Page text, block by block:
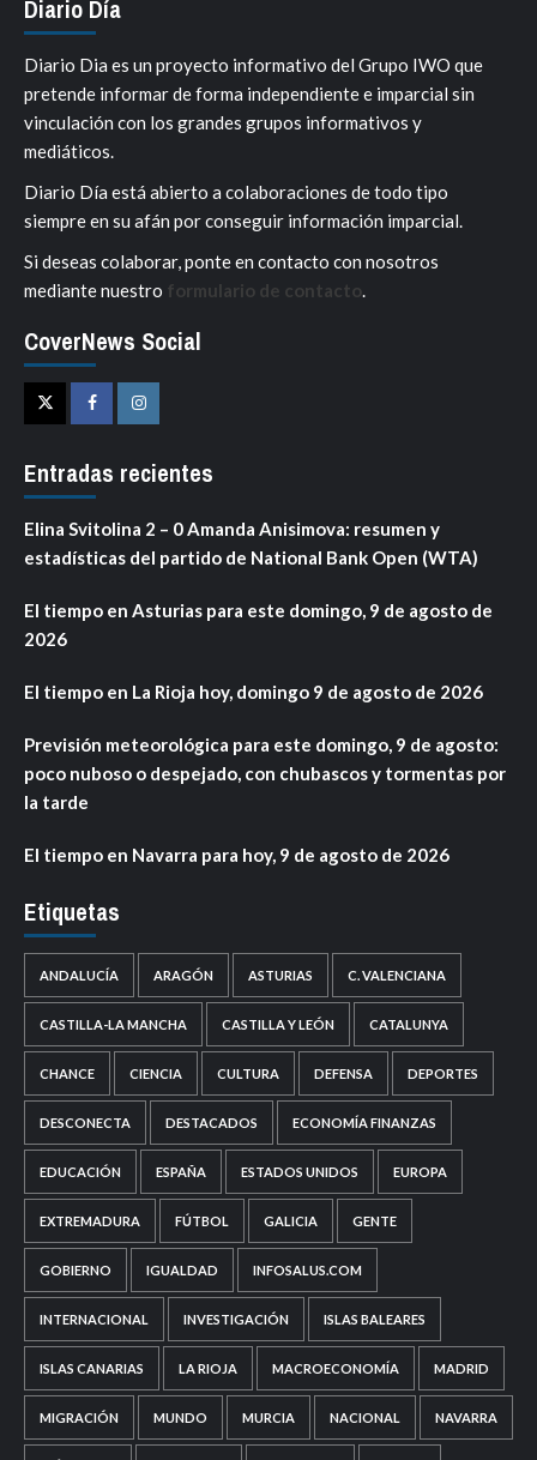
Diario Día
Diario Dia es un proyecto informativo del Grupo IWO que
pretende informar de forma independiente e imparcial sin
vinculación con los grandes grupos informativos y
mediáticos.
Diario Día está abierto a colaboraciones de todo tipo
siempre en su afán por conseguir información imparcial.
Si deseas colaborar, ponte en contacto con nosotros
mediante nuestro formulario de contacto.
CoverNews Social
TwitterFacebookInstagram
Entradas recientes
Elina Svitolina 2 – 0 Amanda Anisimova: resumen y
estadísticas del partido de National Bank Open (WTA)
El tiempo en Asturias para este domingo, 9 de agosto de
2026
El tiempo en La Rioja hoy, domingo 9 de agosto de 2026
Previsión meteorológica para este domingo, 9 de agosto:
poco nuboso o despejado, con chubascos y tormentas por
la tarde
El tiempo en Navarra para hoy, 9 de agosto de 2026
Etiquetas
ANDALUCÍA ARAGÓN ASTURIAS C. VALENCIANA
CASTILLA-LA MANCHA CASTILLA Y LEÓN CATALUNYA
CHANCE CIENCIA CULTURA DEFENSA DEPORTES
DESCONECTA DESTACADOS ECONOMÍA FINANZAS
EDUCACIÓN ESPAÑA ESTADOS UNIDOS EUROPA
EXTREMADURA FÚTBOL GALICIA GENTE
GOBIERNO IGUALDAD INFOSALUS.COM
INTERNACIONAL INVESTIGACIÓN ISLAS BALEARES
ISLAS CANARIAS LA RIOJA MACROECONOMÍA MADRID
MIGRACIÓN MUNDO MURCIA NACIONAL NAVARRA